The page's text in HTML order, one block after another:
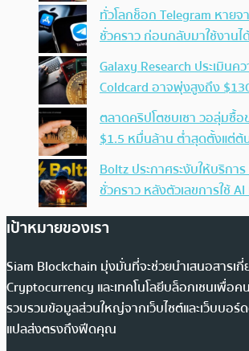
ทั่วโลกช็อก Telegram หายจ
ชั่วคราว ก่อนกลับมาใช้งาน
Galaxy Research ประเมินค
Coldcard อาจพุ่งสูงถึง
ตลาดคริปโตซบเซา วอลุ่มซื้
$1.5 หมื่นล้าน ต่ำสุดตั้งแต่ต้
Boltz ประกาศระงับให้บริกา
ชั่วคราว หลังตัวเลขการใช้
เป้าหมายของเรา
Siam Blockchain มุ่งมั่นที่จะช่วยนำเสนอสารเ
Cryptocurrency และเทคโนโลยีบล็อกเชนเพื่อค
รวบรวมข้อมูลส่วนใหญ่จากเว็บไซต์และเว็บบอร์
แปลส่งตรงถึงฟีดคุณ